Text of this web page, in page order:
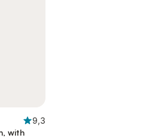
9,3
with